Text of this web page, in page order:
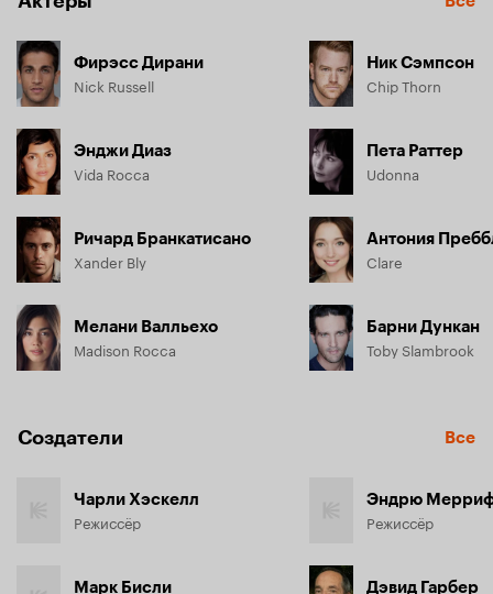
Фирэсс Дирани
Nick Russell
Энджи Диаз
Vida Rocca
Ричард Бранкатисано
Xander Bly
Мелани Валльехо
Madison Rocca
Ник Сэмпсон
Chip Thorn
Пета Раттер
Udonna
Антония
Clare
Барни Дункан
Toby Slambrook
Создатели Все
Чарли Хэскелл
Режиссёр
Марк Бисли
Эндрю
Режиссёр
Дэвид Гарбер